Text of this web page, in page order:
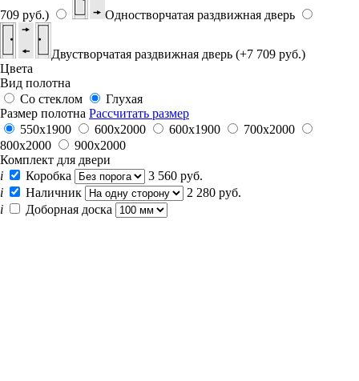
709 руб.) Одностворчатая раздвижная дверь
Двустворчатая раздвижная дверь (+7 709 руб.)
Цвета
Вид полотна
Со стеклом
Глухая
Размер полотна Рассчитать размер
550х1900
600x2000 600х1900
700x2000
800x2000
900x2000
Комплект для двери
i
Коробка
3 560 руб.
i
Наличник
2 280 руб.
i
Доборная доска